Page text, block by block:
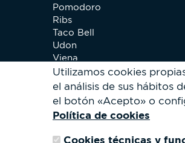
Utilizamos cookies
el análisis de sus hábitos
el botón «Acepto» o
Política de cookies
Cookies técnicas y
Pomodoro
Ribs
Taco Bell
Udon
Viena
Xip Pollo